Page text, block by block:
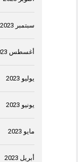
سبتمبر 2023
أغسطس 2023
يوليو 2023
يونيو 2023
مايو 2023
أبريل 2023